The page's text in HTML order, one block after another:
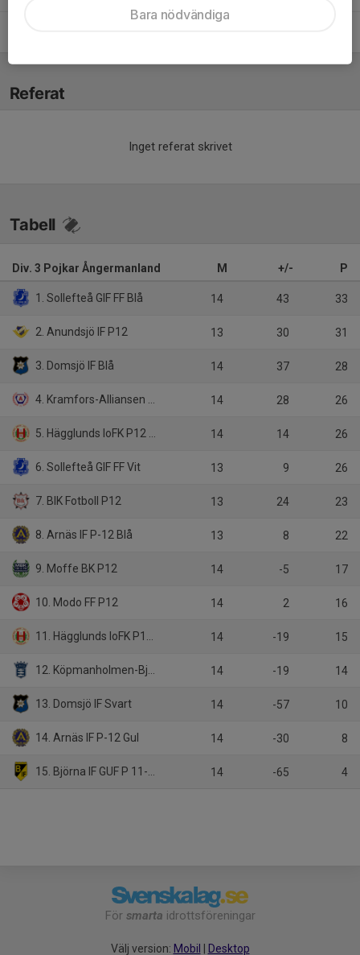
Referat
Inget referat skrivet
Tabell
Div. 3 Pojkar Ångermanland M +/- P
1. Sollefteå GIF FF Blå 14 43 33
2. Anundsjö IF P12 13 30 31
3. Domsjö IF Blå 14 37 28
4. Kramfors-Alliansen P12 14 28 26
5. Hägglunds IoFK P12 Röd 14 14 26
6. Sollefteå GIF FF Vit 13 9 26
7. BIK Fotboll P12 13 24 23
8. Arnäs IF P-12 Blå 13 8 22
9. Moffe BK P12 14 -5 17
10. Modo FF P12 14 2 16
11. Hägglunds IoFK P12 Vit 14 -19 15
12. Köpmanholmen-Bjästa FF P11-12 14 -19 14
13. Domsjö IF Svart 14 -57 10
14. Arnäs IF P-12 Gul 14 -30 8
15. Björna IF GUF P 11-13 14 -65 4
För smarta idrottsföreningar
Välj version: Mobil Desktop
Bara nödvändiga